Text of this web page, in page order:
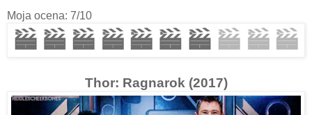
Moja ocena: 7/10
Thor: Ragnarok (2017)